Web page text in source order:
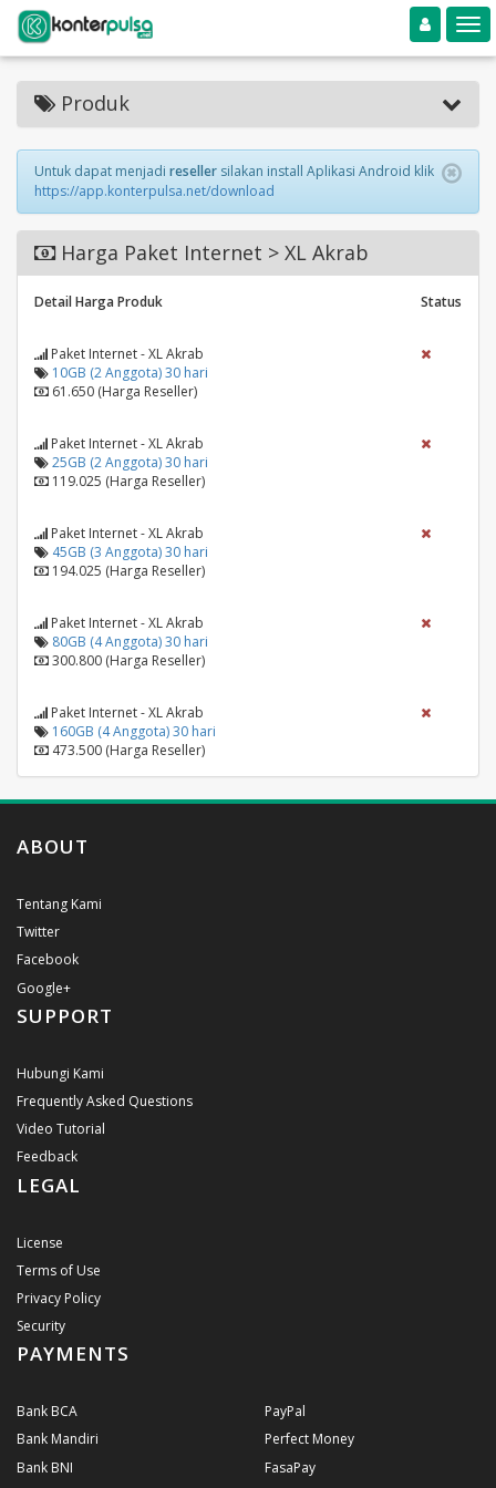
Toggle navigation
Produk
Untuk dapat menjadi reseller silakan install Aplikasi Android klik
https://app.konterpulsa.net/download
Harga Paket Internet > XL Akrab
Detail Harga Produk Status
Paket Internet - XL Akrab
10GB (2 Anggota) 30 hari
61.650 (Harga Reseller)
Paket Internet - XL Akrab
25GB (2 Anggota) 30 hari
119.025 (Harga Reseller)
Paket Internet - XL Akrab
45GB (3 Anggota) 30 hari
194.025 (Harga Reseller)
Paket Internet - XL Akrab
80GB (4 Anggota) 30 hari
300.800 (Harga Reseller)
Paket Internet - XL Akrab
160GB (4 Anggota) 30 hari
473.500 (Harga Reseller)
ABOUT
Tentang Kami
Twitter
Facebook
Google+
SUPPORT
Hubungi Kami
Frequently Asked Questions
Video Tutorial
Feedback
LEGAL
License
Terms of Use
Privacy Policy
Security
PAYMENTS
Bank BCA
Bank Mandiri
Bank BNI
PayPal
Perfect Money
FasaPay